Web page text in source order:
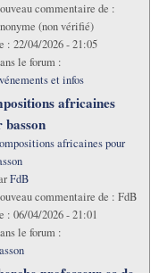
commentaire de :
(non vérifié)
: 22/04/2026 - 21:05
le forum :
et infos
africaines
basson
africaines pour
FdB
commentaire de : FdB
: 06/04/2026 - 21:01
le forum :